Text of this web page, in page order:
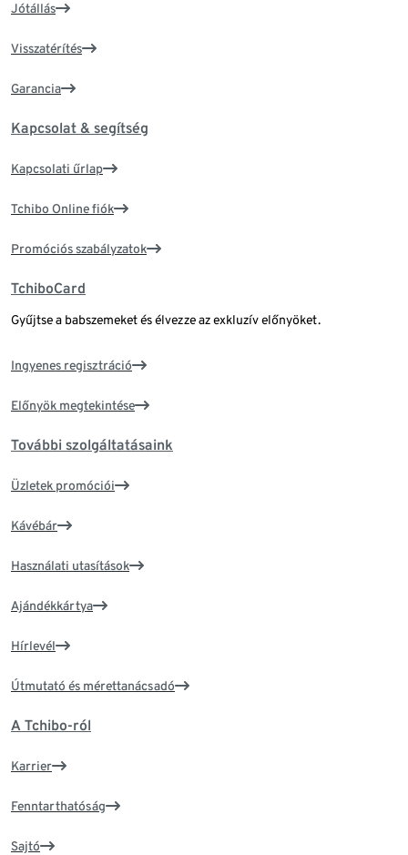
Jótállás
Visszatérítés
Garancia
Kapcsolat & segítség
Kapcsolati űrlap
Tchibo Online fiók
Promóciós szabályzatok
TchiboCard
Gyűjtse a babszemeket és élvezze az exkluzív előnyöket.
Ingyenes regisztráció
Előnyök megtekintése
További szolgáltatásaink
Üzletek promóciói
Kávébár
Használati utasítások
Ajándékkártya
Hírlevél
Útmutató és mérettanácsadó
A Tchibo-ról
Karrier
Fenntarthatóság
Sajtó